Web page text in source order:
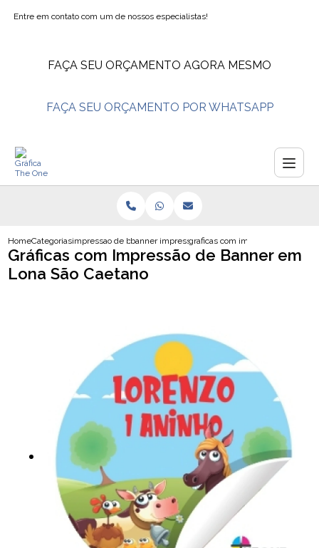
Entre em contato com um de nossos especialistas!
FAÇA SEU ORÇAMENTO AGORA MESMO
FAÇA SEU ORÇAMENTO POR WHATSAPP
HomeCategoriasimpressao de bannersbanner impressaograficas com impressao de
Gráficas com Impressão de Banner em
Lona São Caetano